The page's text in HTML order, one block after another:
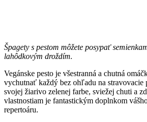
Špagety s pestom môžete posypať
lahôdkovým droždím.
Vegánske pesto je všestranná a chutná
vychutnať každý bez ohľadu na stravovacie
svojej žiarivo zelenej farbe, sviežej chuti a
vlastnostiam je fantastickým doplnkom
repertoáru.